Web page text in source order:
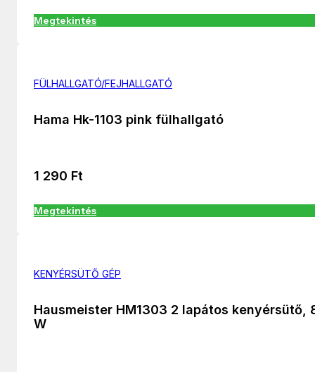
Megtekintés
FÜLHALLGATÓ/FEJHALLGATÓ
Hama Hk-1103 pink fülhallgató
1 290 Ft
Megtekintés
KENYÉRSÜTŐ GÉP
Hausmeister HM1303 2 lapátos kenyérsütő,
W